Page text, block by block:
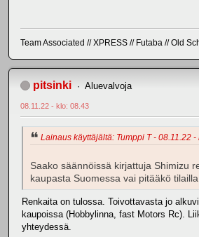
Team Associated // XPRESS // Futaba // Old
pitsinki Aluevalvoja
08.11.22 - klo: 08.43
Lainaus käyttäjältä: Tumppi T - 08.11.22 -
Saako säännöissä kirjattuja Shimizu
kaupasta Suomessa vai pitääkö
Renkaita on tulossa. Toivottavasta jo
kaupoissa (Hobbylinna, fast Motors Rc).
yhteydessä.